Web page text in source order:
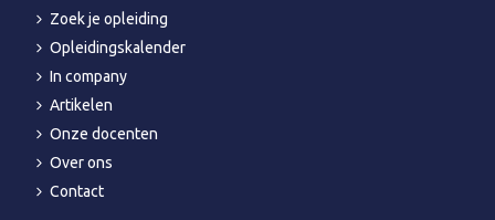
Zoek je opleiding
Opleidingskalender
In company
Artikelen
Onze docenten
Over ons
Contact